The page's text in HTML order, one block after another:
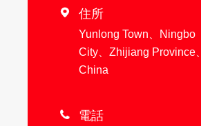
 住所
Yunlong Town、Ningbo
City、Zhijiang Province、
China
 電話